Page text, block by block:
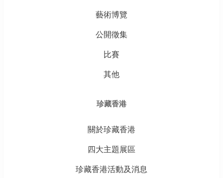
藝術博覽
公開徵集
比賽
其他
珍藏香港
關於珍藏香港
四大主題展區
珍藏香港活動及消息